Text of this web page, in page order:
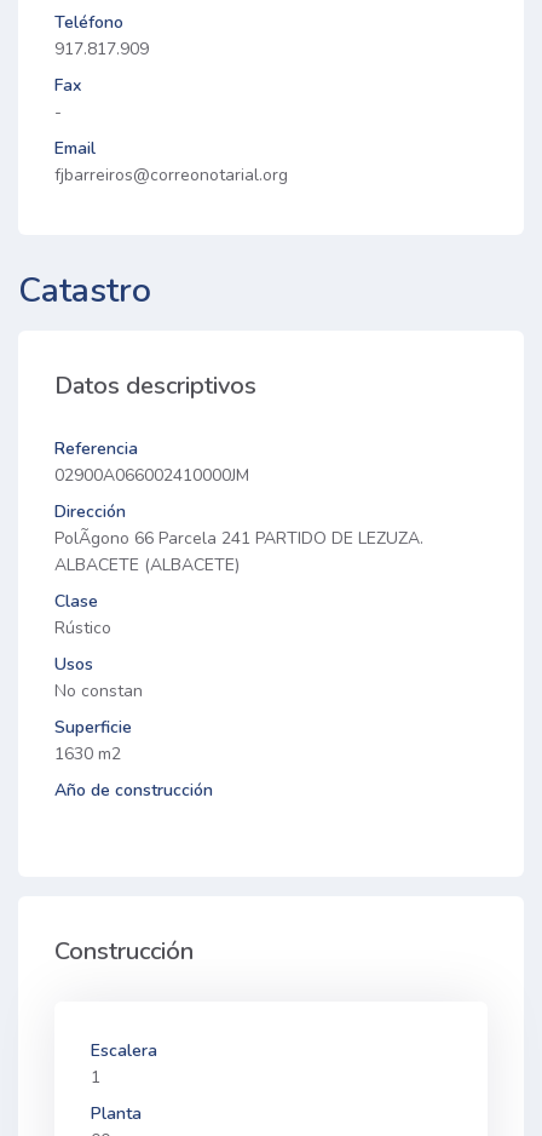
Teléfono
917.817.909
Fax
-
Email
fjbarreiros@correonotarial.org
Catastro
Datos descriptivos
Referencia
02900A066002410000JM
Dirección
PolÃ­gono 66 Parcela 241 PARTIDO DE LEZUZA.
ALBACETE (ALBACETE)
Clase
Rústico
Usos
No constan
Superficie
1630 m2
Año de construcción
Construcción
Escalera
1
Planta